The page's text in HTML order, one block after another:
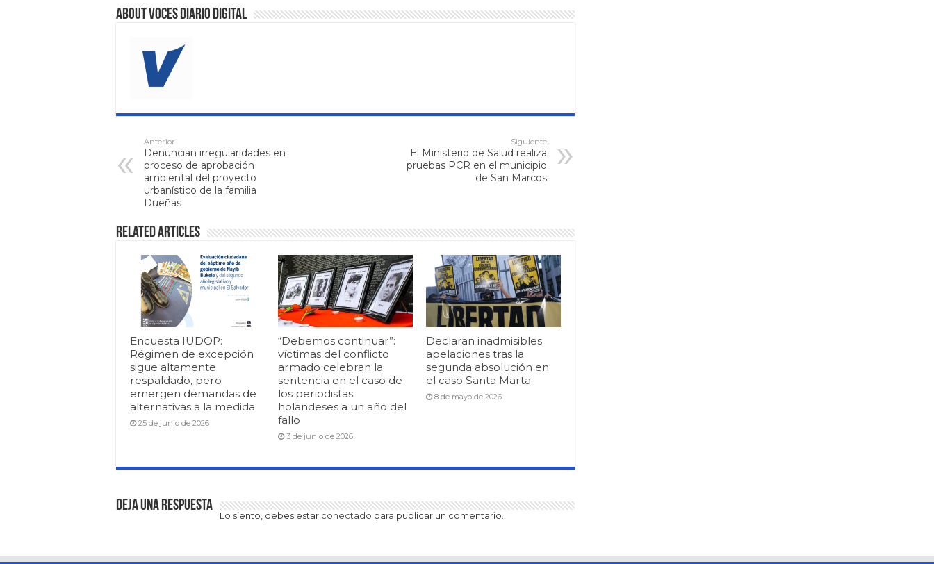
About VOCES Diario digital
Anterior
Denuncian irregularidades en
proceso de aprobación
ambiental del proyecto
urbanístico de la familia
Dueñas
Siguiente
El Ministerio de Salud realiza
pruebas PCR en el municipio
de San Marcos
Related Articles
Encuesta IUDOP:
Régimen de excepción
sigue altamente
respaldado, pero
emergen demandas de
alternativas a la medida
25 de junio de 2026
“Debemos continuar”:
víctimas del conflicto
armado celebran la
sentencia en el caso de
los periodistas
holandeses a un año del
fallo
3 de junio de 2026
Declaran inadmisibles
apelaciones tras la
segunda absolución en
el caso Santa Marta
8 de mayo de 2026
Deja una respuesta
Lo siento, debes estar conectado para publicar un comentario.